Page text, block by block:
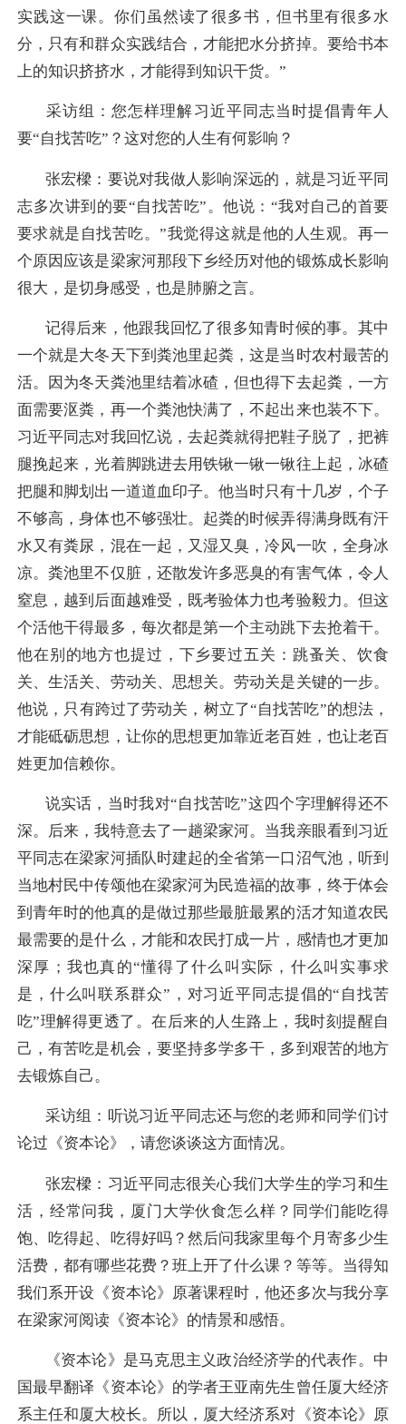
实践这一课。你们虽然读了很多书，但书里有很多水
分，只有和群众实践结合，才能把水分挤掉。要给书本
上的知识挤挤水，才能得到知识干货。”
采访组：您怎样理解习近平同志当时提倡青年人
要“自找苦吃”？这对您的人生有何影响？
张宏樑： 要说对我做人影响深远的，就是习近平同
志多次讲到的要“自找苦吃”。他说：“我对自己的首要
要求就是自找苦吃。”我觉得这就是他的人生观。再一
个原因应该是梁家河那段下乡经历对他的锻炼成长影响
很大，是切身感受，也是肺腑之言。
记得后来，他跟我回忆了很多知青时候的事。其中
一个就是大冬天下到粪池里起粪，这是当时农村最苦的
活。因为冬天粪池里结着冰碴，但也得下去起粪，一方
面需要沤粪，再一个粪池快满了，不起出来也装不下。
习近平同志对我回忆说，去起粪就得把鞋子脱了，把裤
腿挽起来，光着脚跳进去用铁锹一锹一锹往上起，冰碴
把腿和脚划出一道道血印子。他当时只有十几岁，个子
不够高，身体也不够强壮。起粪的时候弄得满身既有汗
水又有粪尿，混在一起，又湿又臭，冷风一吹，全身冰
凉。粪池里不仅脏，还散发许多恶臭的有害气体，令人
窒息，越到后面越难受，既考验体力也考验毅力。但这
个活他干得最多，每次都是第一个主动跳下去抢着干。
他在别的地方也提过，下乡要过五关：跳蚤关、饮食
关、生活关、劳动关、思想关。劳动关是关键的一步。
他说，只有跨过了劳动关，树立了“自找苦吃”的想法，
才能砥砺思想，让你的思想更加靠近老百姓，也让老百
姓更加信赖你。
说实话，当时我对“自找苦吃”这四个字理解得还不
深。后来，我特意去了一趟梁家河。当我亲眼看到习近
平同志在梁家河插队时建起的全省第一口沼气池，听到
当地村民中传颂他在梁家河为民造福的故事，终于体会
到青年时的他真的是做过那些最脏最累的活才知道农民
最需要的是什么，才能和农民打成一片，感情也才更加
深厚；我也真的“懂得了什么叫实际，什么叫实事求
是，什么叫联系群众”，对习近平同志提倡的“自找苦
吃”理解得更透了。在后来的人生路上，我时刻提醒自
己，有苦吃是机会，要坚持多学多干，多到艰苦的地方
去锻炼自己。
采访组：听说习近平同志还与您的老师和同学们讨
论过《资本论》，请您谈谈这方面情况。
张宏樑： 习近平同志很关心我们大学生的学习和生
活，经常问我，厦门大学伙食怎么样？同学们能吃得
饱、吃得起、吃得好吗？然后问我家里每个月寄多少生
活费，都有哪些花费？班上开了什么课？等等。当得知
我们系开设《资本论》原著课程时，他还多次与我分享
在梁家河阅读《资本论》的情景和感悟。
《资本论》是马克思主义政治经济学的代表作。中
国最早翻译《资本论》的学者王亚南先生曾任厦大经济
系主任和厦大校长。所以，厦大经济系对《资本论》原